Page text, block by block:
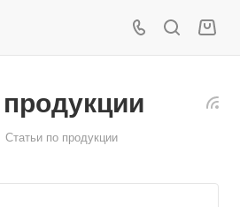
Статьи по продукции